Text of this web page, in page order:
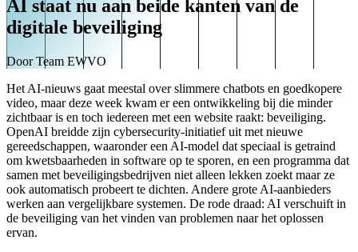
AI staat nu aan beide kanten van de
digitale beveiliging
DoorTeam EWVO
Het AI-nieuws gaat meestal over slimmere chatbots en goedkopere
video, maar deze week kwam er een ontwikkeling bij die minder
zichtbaar is en toch iedereen met een website raakt: beveiliging.
OpenAI breidde zijn cybersecurity-initiatief uit met nieuwe
gereedschappen, waaronder een AI-model dat speciaal is getraind
om kwetsbaarheden in software op te sporen, en een programma dat
samen met beveiligingsbedrijven niet alleen lekken zoekt maar ze
ook automatisch probeert te dichten. Andere grote AI-aanbieders
werken aan vergelijkbare systemen. De rode draad: AI verschuift in
de beveiliging van het vinden van problemen naar het oplossen
ervan.